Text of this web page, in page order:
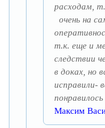
расходам,
очень на
т.к. еще и
следствии
в доках, но
исправили-
понравилось
Максим